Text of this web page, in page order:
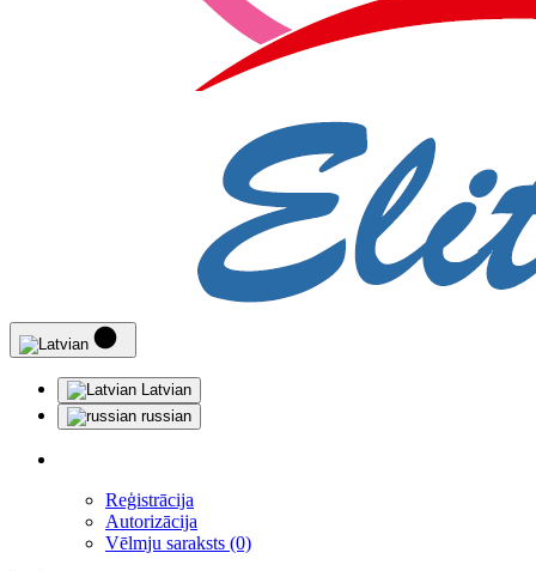
Latvian
russian
Reģistrācija
Autorizācija
Vēlmju saraksts (0)